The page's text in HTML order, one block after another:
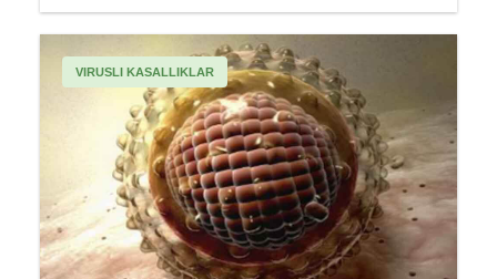
VIRUSLI KASALLIKLAR